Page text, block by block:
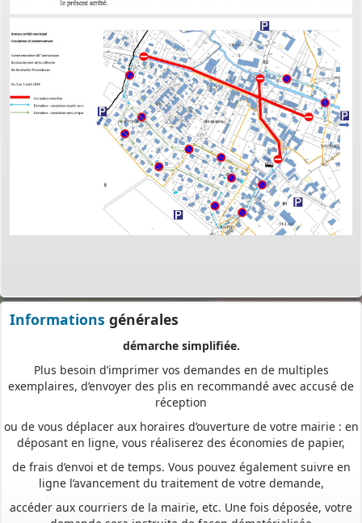
Informations générales
PERMIS DE CONSTRUIRE- DECLARATION PREALABLE
dorénavant en ligne
Depuis le 3 janvier 2022, vous pouvez profiter de lasaisine par
voie électronique (SVE)pour déposer votre demande
d’autorisation d’urbanisme
(Permis de construire, d’aménager et de démolir, déclaration
préalable et certificat d’urbanisme) avec les mêmes garanties de
réception
et de prise en compte de votre dossier qu’un dépôt par papier.
Nous vous proposons un téléservice, destiné aux particuliers
à tout moment et où que vous soyez, dans le cadre d’une
démarche simplifiée.
Plus besoin d’imprimer vos demandes en de multiples
exemplaires, d’envoyer des plis en recommandé avec accusé de
réception
ou de vous déplacer aux horaires d’ouverture de votre mairie : en
déposant en ligne, vous réaliserez des économies de papier,
de frais d’envoi et de temps. Vous pouvez également suivre en
ligne l’avancement du traitement de votre demande,
accéder aux courriers de la mairie, etc. Une fois déposée, votre
demande sera instruite de façon dématérialisée